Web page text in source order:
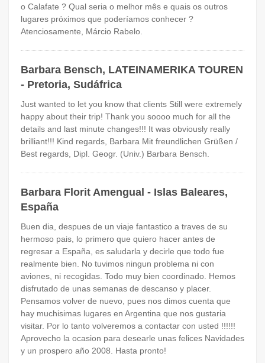
o Calafate ? Qual seria o melhor mês e quais os outros
lugares próximos que poderíamos conhecer ?
Atenciosamente, Márcio Rabelo.
Barbara Bensch, LATEINAMERIKA TOUREN
- Pretoria, Sudáfrica
Just wanted to let you know that clients Still were extremely
happy about their trip! Thank you soooo much for all the
details and last minute changes!!! It was obviously really
brilliant!!! Kind regards, Barbara Mit freundlichen Grüßen /
Best regards, Dipl. Geogr. (Univ.) Barbara Bensch.
Barbara Florit Amengual - Islas Baleares,
España
Buen dia, despues de un viaje fantastico a traves de su
hermoso pais, lo primero que quiero hacer antes de
regresar a España, es saludarla y decirle que todo fue
realmente bien. No tuvimos ningun problema ni con
aviones, ni recogidas. Todo muy bien coordinado. Hemos
disfrutado de unas semanas de descanso y placer.
Pensamos volver de nuevo, pues nos dimos cuenta que
hay muchisimas lugares en Argentina que nos gustaria
visitar. Por lo tanto volveremos a contactar con usted !!!!!!
Aprovecho la ocasion para desearle unas felices Navidades
y un prospero año 2008. Hasta pronto!